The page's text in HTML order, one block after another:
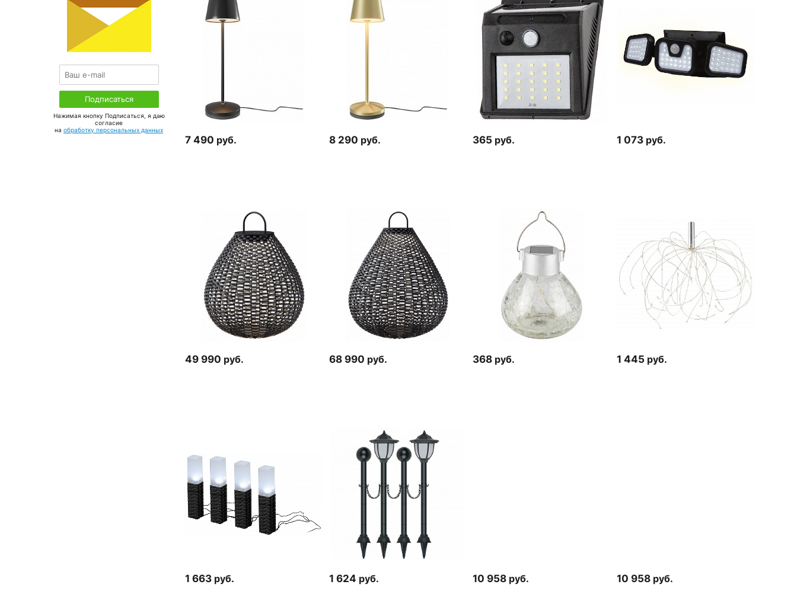
Нажимая кнопку Подписаться, я даю
соглаcие
на обработку персональных данных
7 490 руб. 8 290 руб. 365 руб. 1 073 руб.
49 990 руб. 68 990 руб. 368 руб. 1 445 руб.
1 663 руб. 1 624 руб. 10 958 руб. 10 958 руб.